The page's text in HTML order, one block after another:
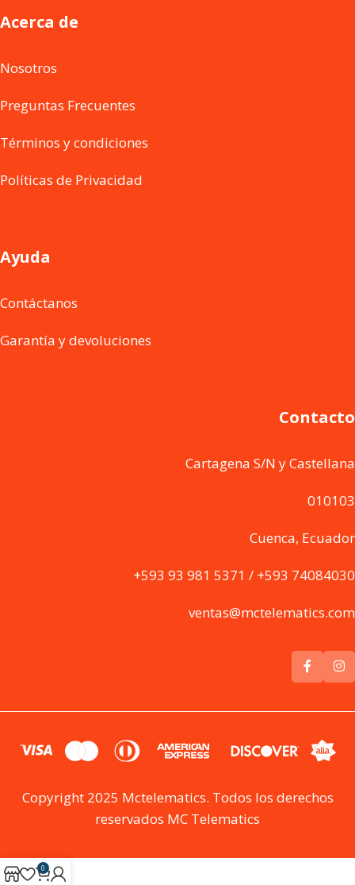
Acerca de
Nosotros
Preguntas Frecuentes
Términos y condiciones
Políticas de Privacidad
Ayuda
Contáctanos
Garantía y devoluciones
Contacto
Cartagena S/N y Castellana
010103
Cuenca, Ecuador
+593 93 981 5371 / +593 74084030
ventas@mctelematics.com
Copyright 2025 Mctelematics. Todos los derechos
reservados MC Telematics
0